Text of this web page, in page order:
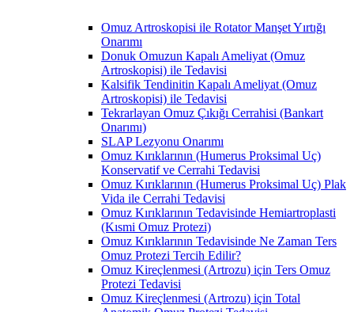
Omuz Artroskopisi ile Rotator Manşet Yırtığı
Onarımı
Donuk Omuzun Kapalı Ameliyat (Omuz
Artroskopisi) ile Tedavisi
Kalsifik Tendinitin Kapalı Ameliyat (Omuz
Artroskopisi) ile Tedavisi
Tekrarlayan Omuz Çıkığı Cerrahisi (Bankart
Onarımı)
SLAP Lezyonu Onarımı
Omuz Kırıklarının (Humerus Proksimal Uç)
Konservatif ve Cerrahi Tedavisi
Omuz Kırıklarının (Humerus Proksimal Uç) Plak
Vida ile Cerrahi Tedavisi
Omuz Kırıklarının Tedavisinde Hemiartroplasti
(Kısmi Omuz Protezi)
Omuz Kırıklarının Tedavisinde Ne Zaman Ters
Omuz Protezi Tercih Edilir?
Omuz Kireçlenmesi (Artrozu) için Ters Omuz
Protezi Tedavisi
Omuz Kireçlenmesi (Artrozu) için Total